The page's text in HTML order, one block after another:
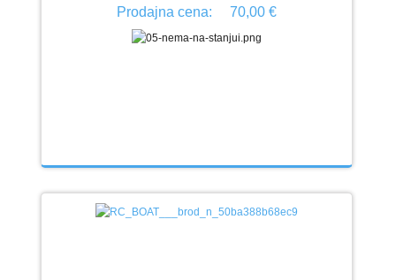
Prodajna cena: 70,00 €